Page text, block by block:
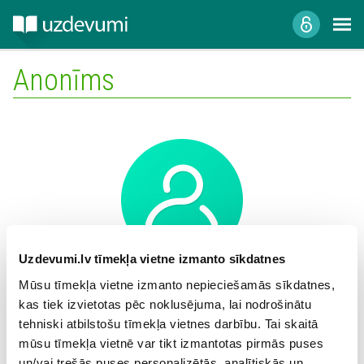
Uzdevumi.lv tīmekļa vietne izmanto sīkdatnes
Mūsu tīmekļa vietne izmanto nepieciešamās sīkdatnes,
kas tiek izvietotas pēc noklusējuma, lai nodrošinātu
tehniski atbilstošu tīmekļa vietnes darbību. Tai skaitā
mūsu tīmekļa vietnē var tikt izmantotas pirmās puses
Anonīms
Mācību iestāde: